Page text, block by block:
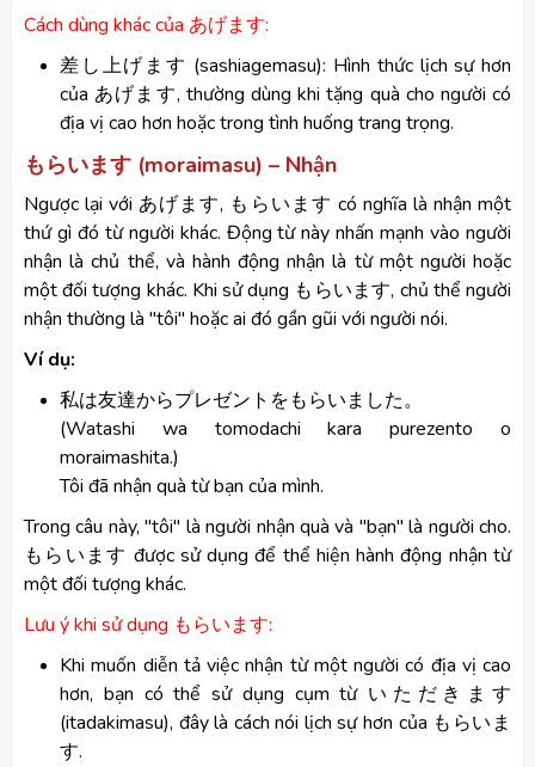
Cách dùng khác của あげます:
差し上げます (sashiagemasu): Hình thức lịch sự hơn
của あげます, thường dùng khi tặng quà cho người có
địa vị cao hơn hoặc trong tình huống trang trọng.
もらいます (moraimasu) – Nhận
Ngược lại với あげます, もらいます có nghĩa là nhận một
thứ gì đó từ người khác. Động từ này nhấn mạnh vào người
nhận là chủ thể, và hành động nhận là từ một người hoặc
một đối tượng khác. Khi sử dụng もらいます, chủ thể người
nhận thường là "tôi" hoặc ai đó gần gũi với người nói.
Ví dụ:
私は友達からプレゼントをもらいました。
(Watashi wa tomodachi kara purezento o
moraimashita.)
Tôi đã nhận quà từ bạn của mình.
Trong câu này, "tôi" là người nhận quà và "bạn" là người cho.
もらいます được sử dụng để thể hiện hành động nhận từ
một đối tượng khác.
Lưu ý khi sử dụng もらいます:
Khi muốn diễn tả việc nhận từ một người có địa vị cao
hơn, bạn có thể sử dụng cụm từ いただきます
(itadakimasu), đây là cách nói lịch sự hơn của もらいま
す.